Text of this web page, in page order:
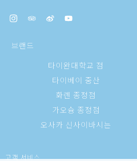
브랜드
타이완대학교 점
타이베이 중산
화롄 종정점
가오슝 종정점
오사카 신사이바시는
고객 서비스